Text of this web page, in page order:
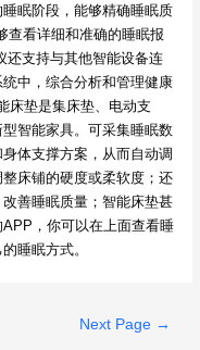
眠阶段，能够精确睡眠质
查看详细和准确的睡眠报
还支持与其他智能设备连
中，综合分析和管理健康
床垫是集床垫、电动支
智能家具。可采集睡眠数
体支撑方案，从而自动调
床铺的硬度或柔软度；还
善睡眠质量；智能床垫甚
，你可以在上面查看睡
睡眠方式。
Next Page →